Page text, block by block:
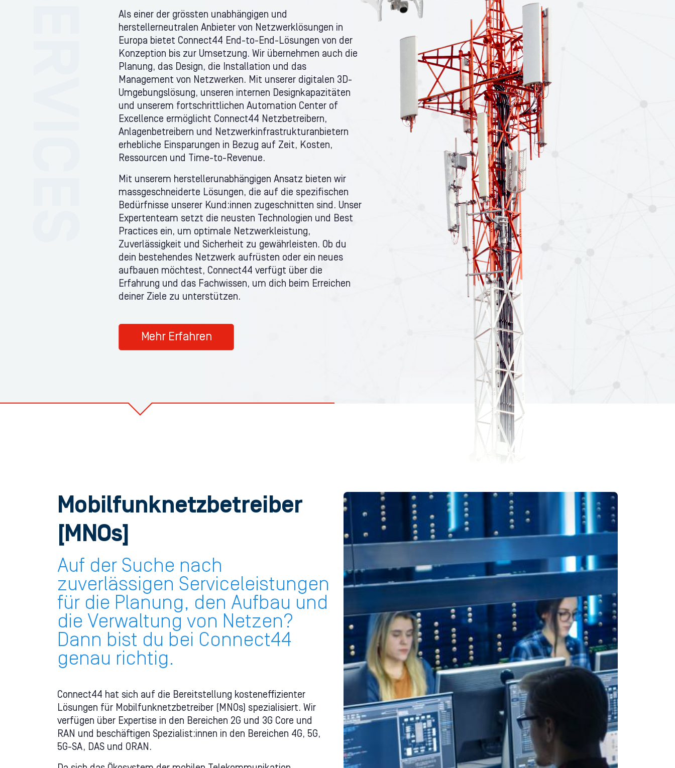
Als einer der grössten unabhängigen und
herstellerneutralen Anbieter von Netzwerklösungen in
Europa bietet Connect44 End-to-End-Lösungen von der
Konzeption bis zur Umsetzung. Wir übernehmen auch die
Planung, das Design, die Installation und das
Management von Netzwerken. Mit unserer digitalen 3D-
Umgebungslösung, unseren internen Designkapazitäten
und unserem fortschrittlichen Automation Center of
Excellence ermöglicht Connect44 Netzbetreibern,
Anlagenbetreibern und Netzwerkinfrastrukturanbietern
erhebliche Einsparungen in Bezug auf Zeit, Kosten,
Ressourcen und Time-to-Revenue.
Mit unserem herstellerunabhängigen Ansatz bieten wir
massgeschneiderte Lösungen, die auf die spezifischen
Bedürfnisse unserer Kund:innen zugeschnitten sind. Unser
Expertenteam setzt die neusten Technologien und Best
Practices ein, um optimale Netzwerkleistung,
Zuverlässigkeit und Sicherheit zu gewährleisten. Ob du
dein bestehendes Netzwerk aufrüsten oder ein neues
aufbauen möchtest, Connect44 verfügt über die
Erfahrung und das Fachwissen, um dich beim Erreichen
deiner Ziele zu unterstützen.
Mehr Erfahren
Mobilfunknetzbetreiber
[MNOs]
Auf der Suche nach
zuverlässigen Serviceleistungen
für die Planung, den Aufbau und
die Verwaltung von Netzen?
Dann bist du bei Connect44
genau richtig.
Connect44 hat sich auf die Bereitstellung kosteneffizienter
Lösungen für Mobilfunknetzbetreiber (MNOs) spezialisiert. Wir
verfügen über Expertise in den Bereichen 2G und 3G Core und
RAN und beschäftigen Spezialist:innen in den Bereichen 4G, 5G,
5G-SA, DAS und ORAN.